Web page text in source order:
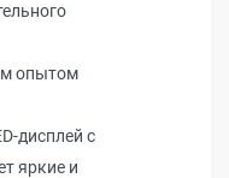
опытом
дисплей с
яркие и